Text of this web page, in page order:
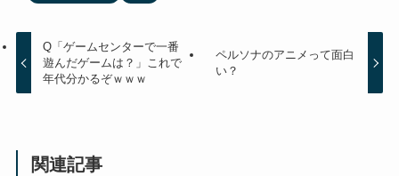
Q「ゲームセンターで一番
遊んだゲームは？」これで
年代分かるぞｗｗｗ
ペルソナのアニメって面白
い？
関連記事